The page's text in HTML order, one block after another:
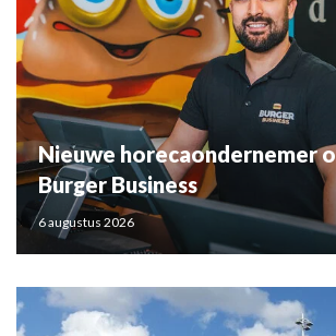
Nieuwe horecaondernemer
Burger Business
6 augustus 2026